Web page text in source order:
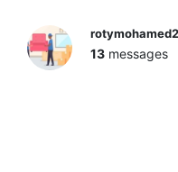
13 messages